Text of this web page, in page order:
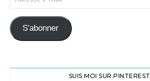
S'abonner
SUIS MOI SUR PINTEREST